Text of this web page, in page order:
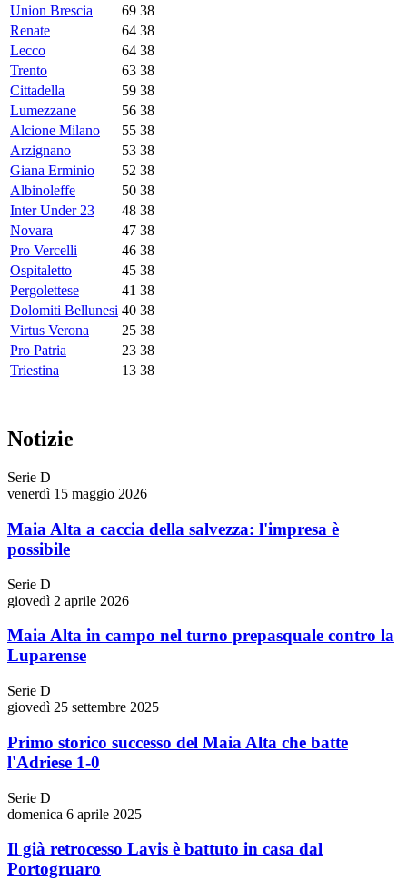
Union Brescia
69 38
Renate
64 38
Lecco
64 38
Trento
63 38
Cittadella
59 38
Lumezzane
56 38
Alcione Milano
55 38
Arzignano
53 38
Giana Erminio
52 38
Albinoleffe
50 38
Inter Under 23
48 38
Novara
47 38
Pro Vercelli
46 38
Ospitaletto
45 38
Pergolettese
41 38
Dolomiti Bellunesi 40 38
Virtus Verona
25 38
Pro Patria
23 38
Triestina
13 38
Notizie
Serie D
venerdì 15 maggio 2026
Maia Alta a caccia della salvezza: l'impresa è
possibile
Serie D
giovedì 2 aprile 2026
Maia Alta in campo nel turno prepasquale contro la
Luparense
Serie D
giovedì 25 settembre 2025
Primo storico successo del Maia Alta che batte
l'Adriese 1-0
Serie D
domenica 6 aprile 2025
Il già retrocesso Lavis è battuto in casa dal
Portogruaro